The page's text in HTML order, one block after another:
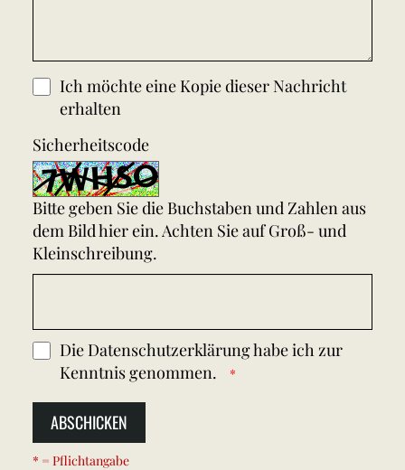
Ich möchte eine Kopie dieser Nachricht
erhalten
Sicherheitscode
Bitte geben Sie die Buchstaben und Zahlen aus
dem Bild hier ein. Achten Sie auf Groß- und
Kleinschreibung.
Die Datenschutzerklärunghabe ich zur
Kenntnis genommen.
ABSCHICKEN
* = Pflichtangabe